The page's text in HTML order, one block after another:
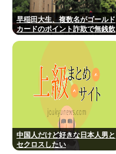
早稲田大生、複数名がゴールド
カードのポイント詐欺で無銭飲
中国人だけど好きな日本人男と
セクロスしたい